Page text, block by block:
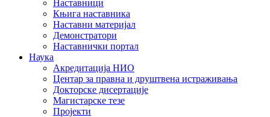
Наставници
Књига наставника
Наставни материјал
Демонстратори
Наставнички портал
Наука
Акредитација НИО
Центар за правна и друштвена истраживања
Докторске дисертације
Магистарске тезе
Пројекти